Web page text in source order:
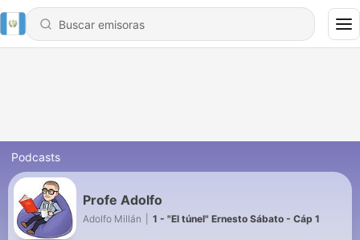
Podcasts
Profe Adolfo
Adolfo Millán 1 - "El túnel" Ernesto Sábato - Cáp 1